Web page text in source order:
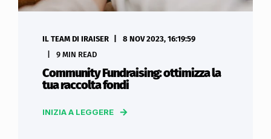
IL TEAM DI IRAISER
8 NOV 2023, 16:19:59
9 MIN READ
Community Fundraising: ottimizza la
tua raccolta fondi
INIZIA A LEGGERE